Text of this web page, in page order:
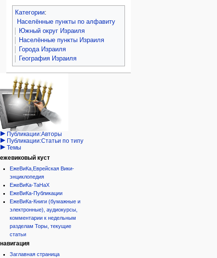
Категории:
Населённые пункты по алфавиту
Южный округ Израиля
Населённые пункты Израиля
Города Израиля
География Израиля
Навигация
персональные инструменты
войти
запрос
учётной
записи
категории
Израиль:Страна и
государство
Иудаизм
Народ
Проекты
Проекты/Участники/
дополнения
Публикации:Авторы
Публикации:Статьи по типу
Темы
ежевиковый куст
ЕжеВиКа,Еврейская Вики-
энциклопедия
ЕжеВиКа-ТаНаХ
ЕжеВиКа-Публикации
ЕжеВиКа-Книги (бумажные и
электронные), аудиокурсы,
комментарии к недельным
разделам Торы, текущие
статьи
навигация
Заглавная страница